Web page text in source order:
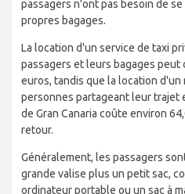
passagers n'ont pas besoin de
propres bagages.
La location d'un service de taxi
passagers et leurs bagages peut
euros, tandis que la location d'un
personnes partageant leur trajet
de Gran Canaria coûte environ
retour.
Généralement, les passagers
grande valise plus un petit sac,
ordinateur portable ou un sac à